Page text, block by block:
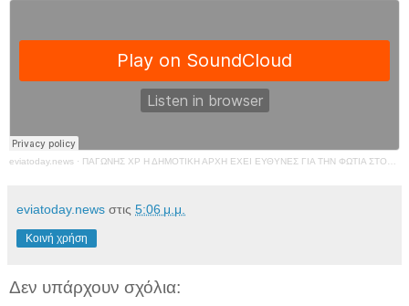
eviatoday.news · ΠΑΓΩΝΗΣ ΧΡ Η ΔΗΜΟΤΙΚΗ ΑΡΧΗ ΕΧΕΙ ΕΥΘΥΝΕΣ ΓΙΑ ΤΗΝ ΦΩΤΙΑ ΣΤΟΝ ΟΣΕ
eviatoday.news στις 5:06 μ.μ.
Κοινή χρήση
Δεν υπάρχουν σχόλια: